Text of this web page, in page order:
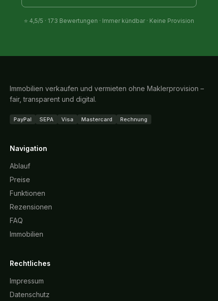
⭐ 4,5/5 · 173 Bewertungen · Immer kündbar · Keine Provision
Immobilien verkaufen und vermieten ohne Maklerprovision –
fair, transparent und digital.
PayPal SEPA Visa Mastercard Rechnung
Navigation
Ablauf
Preise
Funktionen
Rezensionen
FAQ
Immobilien
Rechtliches
Impressum
Datenschutz